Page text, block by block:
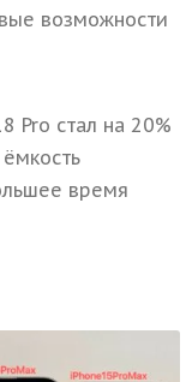
возможности
Pro стал на 20%
время